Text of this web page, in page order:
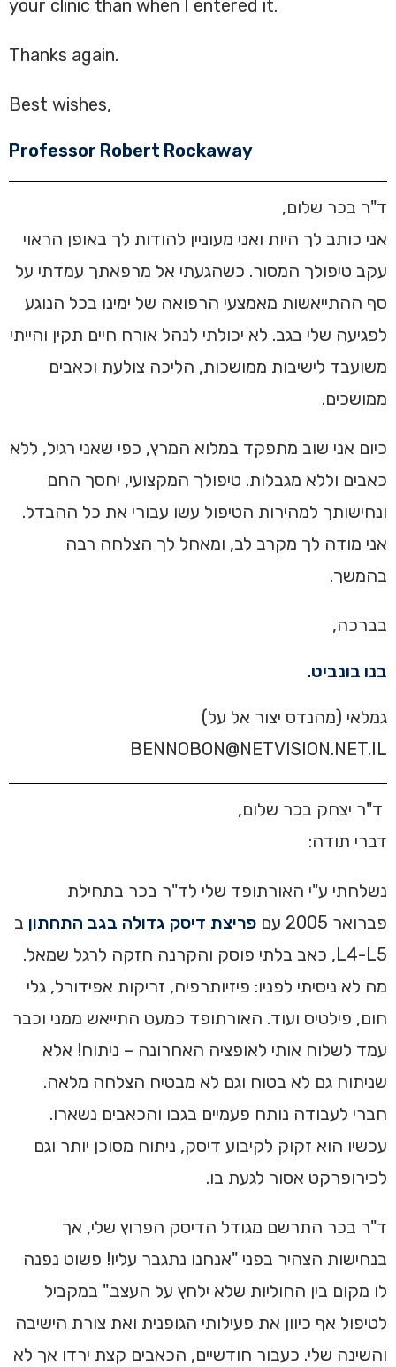
your clinic than when I entered it.
Thanks again.
Best wishes,
Professor Robert Rockaway
ד"ר בכר שלום,
אני כותב לך היות ואני מעוניין להודות לך באופן הראוי
עקב טיפולך המסור. כשהגעתי אל מרפאתך עמדתי על
סף ההתייאשות מאמצעי הרפואה של ימינו בכל הנוגע
לפגיעה שלי בגב. לא יכולתי לנהל אורח חיים תקין והייתי
משועבד לישיבות ממושכות, הליכה צולעת וכאבים
ממושכים.
כיום אני שוב מתפקד במלוא המרץ, כפי שאני רגיל, ללא
כאבים וללא מגבלות. טיפולך המקצועי, יחסך החם
ונחישותך למהירות הטיפול עשו עבורי את כל ההבדל.
אני מודה לך מקרב לב, ומאחל לך הצלחה רבה
בהמשך.
בברכה,
בנו בונביט.
גמלאי (מהנדס יצור אל על)
BENNOBON@NETVISION.NET.IL
ד"ר יצחק בכר שלום,
דברי תודה:
נשלחתי ע"י האורתופד שלי לד"ר בכר בתחילת
פברואר 2005 עם
פריצת דיסק גדולה בגב התחתון ב
L4-L5, כאב בלתי פוסק והקרנה חזקה לרגל שמאל.
מה לא ניסיתי לפניו: פיזיותרפיה, זריקות אפידורל, גלי
חום, פילטיס ועוד. האורתופד כמעט התייאש ממני וכבר
עמד לשלוח אותי לאופציה האחרונה – ניתוח! אלא
שניתוח גם לא בטוח וגם לא מבטיח הצלחה מלאה.
חברי לעבודה נותח פעמיים בגבו והכאבים נשארו.
עכשיו הוא זקוק לקיבוע דיסק, ניתוח מסוכן יותר וגם
לכירופרקט אסור לגעת בו.
ד"ר בכר התרשם מגודל הדיסק הפרוץ שלי, אך
בנחישות הצהיר בפני "אנחנו נתגבר עליו! פשוט נפנה
לו מקום בין החוליות שלא ילחץ על העצב." במקביל
לטיפול אף כיוון את פעילותי הגופנית ואת צורת הישיבה
והשינה שלי. כעבור חודשיים, הכאבים קצת ירדו אך לא